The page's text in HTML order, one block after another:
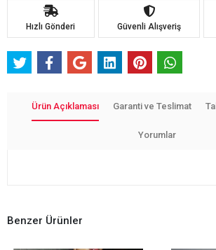
Hızlı Gönderi Güvenli Alışveriş
Ürün Açıklaması Garanti ve Teslimat
Yorumlar
Benzer Ürünler